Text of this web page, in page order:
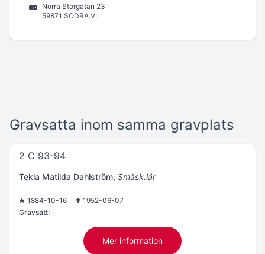
Norra Storgatan 23
59871 SÖDRA VI
Gravsatta inom samma gravplats
2 C 93-94
Tekla Matilda Dahlström, Småsk.lär
1884-10-16
1952-06-07
Gravsatt: -
Mer information